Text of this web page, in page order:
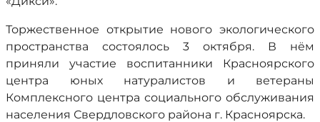
Торжественное открытие нового экологического
пространства состоялось 3 октября. В нём
приняли участие воспитанники Красноярского
центра юных натуралистов и ветераны
Комплексного центра социального обслуживания
населения Свердловского района г. Красноярска.